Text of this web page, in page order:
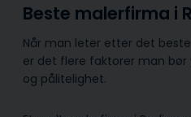
Beste malerfirma i
Når man leter etter det
er det flere faktorer man bør
og pålitelighet.